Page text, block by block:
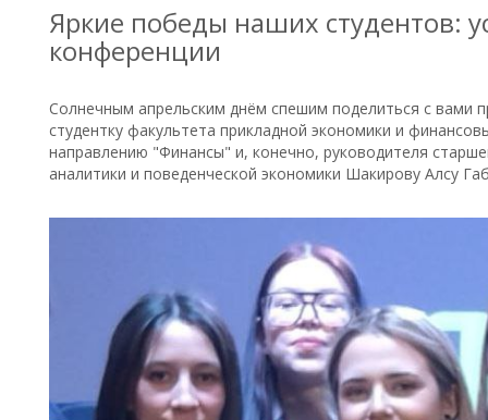
Яркие победы наших студентов:
конференции
Солнечным апрельским днём спешим поделиться с вами
студентку факультета прикладной экономики и
направлению "Финансы" и, конечно, руководителя
аналитики и поведенческой экономики Шакирову Алсу